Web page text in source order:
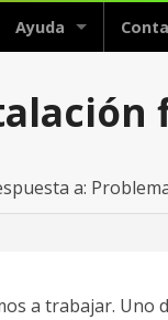
Ayuda
a:
a trabajar.